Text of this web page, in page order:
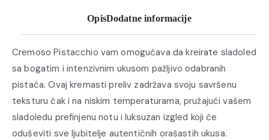
OpisDodatne informacije
Cremoso Pistacchio vam omogućava da kreirate sladoled
sa bogatim i intenzivnim ukusom pažljivo odabranih
pistaća. Ovaj kremasti preliv zadržava svoju savršenu
teksturu čak i na niskim temperaturama, pružajući vašem
sladoledu prefinjenu notu i luksuzan izgled koji će
oduševiti sve ljubitelje autentičnih orašastih ukusa.